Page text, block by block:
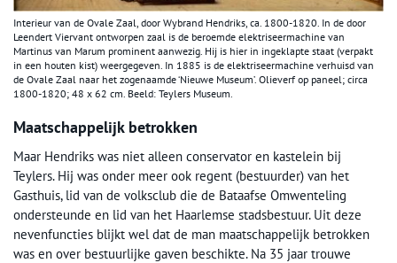
Interieur van de Ovale Zaal, door Wybrand Hendriks, ca. 1800-1820. In de door
Leendert Viervant ontworpen zaal is de beroemde elektriseermachine van
Martinus van Marum prominent aanwezig. Hij is hier in ingeklapte staat (verpakt
in een houten kist) weergegeven. In 1885 is de elektriseermachine verhuisd van
de Ovale Zaal naar het zogenaamde ‘Nieuwe Museum’. Olieverf op paneel; circa
1800-1820; 48 x 62 cm. Beeld: Teylers Museum.
Maatschappelijk betrokken
Maar Hendriks was niet alleen conservator en kastelein bij
Teylers. Hij was onder meer ook regent (bestuurder) van het
Gasthuis, lid van de volksclub die de Bataafse Omwenteling
ondersteunde en lid van het Haarlemse stadsbestuur. Uit deze
nevenfuncties blijkt wel dat de man maatschappelijk betrokken
was en over bestuurlijke gaven beschikte. Na 35 jaar trouwe